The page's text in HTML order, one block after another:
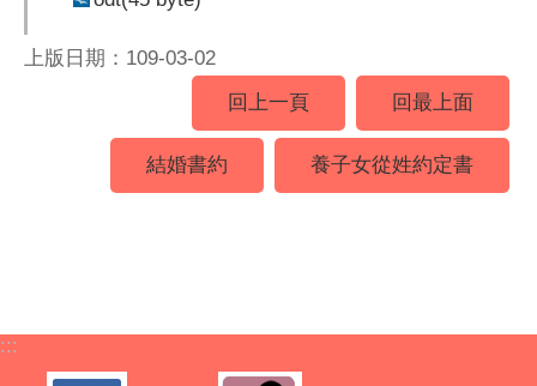
上版日期：109-03-02
回上一頁
回最上面
結婚書約 養子女從姓約定書
:::